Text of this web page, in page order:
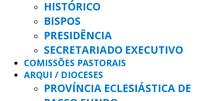
HISTÓRICO
BISPOS
PRESIDÊNCIA
SECRETARIADO EXECUTIVO
COMISSÕES PASTORAIS
ARQUI / DIOCESES
PROVÍNCIA ECLESIÁSTICA DE